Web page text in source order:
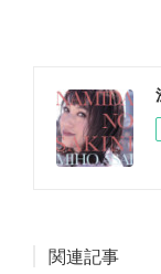
関連記事